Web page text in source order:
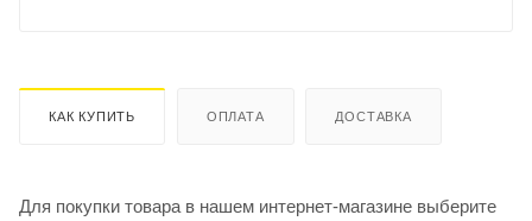
КАК КУПИТЬ ОПЛАТА ДОСТАВКА
Для покупки товара в нашем интернет-магазине выберите